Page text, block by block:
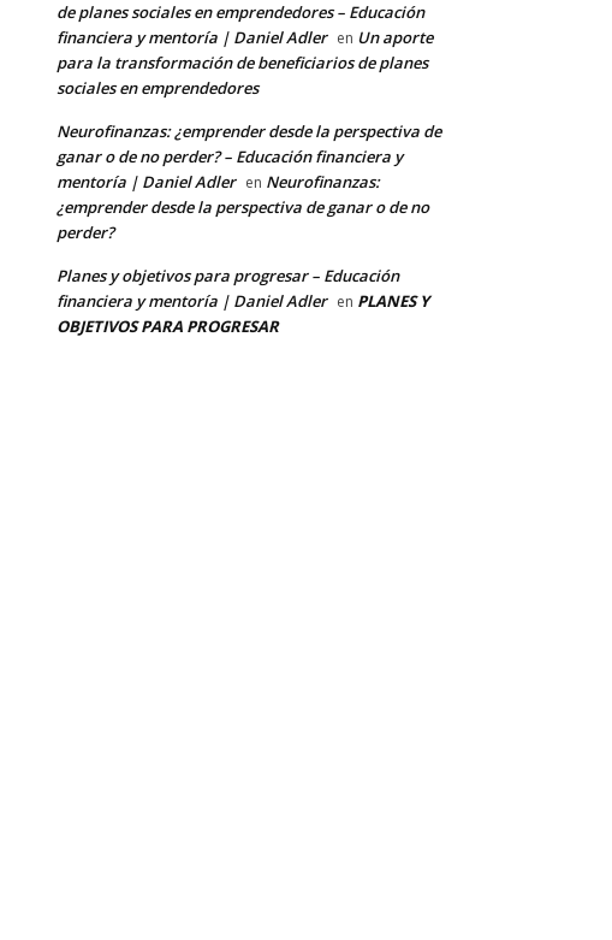
de planes sociales en emprendedores – Educación
financiera y mentoría | Daniel Adler en Un aporte
para la transformación de beneficiarios de planes
sociales en emprendedores
Neurofinanzas: ¿emprender desde la perspectiva de
ganar o de no perder? – Educación financiera y
mentoría | Daniel Adler en Neurofinanzas:
¿emprender desde la perspectiva de ganar o de no
perder?
Planes y objetivos para progresar – Educación
financiera y mentoría | Daniel Adler en PLANES Y
OBJETIVOS PARA PROGRESAR